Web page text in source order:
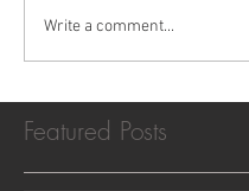
Write a comment...
Featured Posts